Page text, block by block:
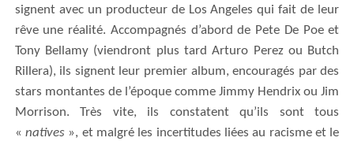
signent avecun producteur de Los Angelesqui fait de leur
rêve une réalité. Accompagnés d’abord de Pete De Poe et
Tony Bellamy (viendront plus tard Arturo Perez ou Butch
Rillera), ils signent leur premier album, encouragés par des
stars montantes de l’époque comme Jimmy Hendrix ou Jim
Morrison.Très vite, ils constatent qu’ils sont tous
« natives », et malgré les incertitudes liées au racisme et le